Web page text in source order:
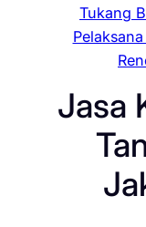
Tukang
Jasa